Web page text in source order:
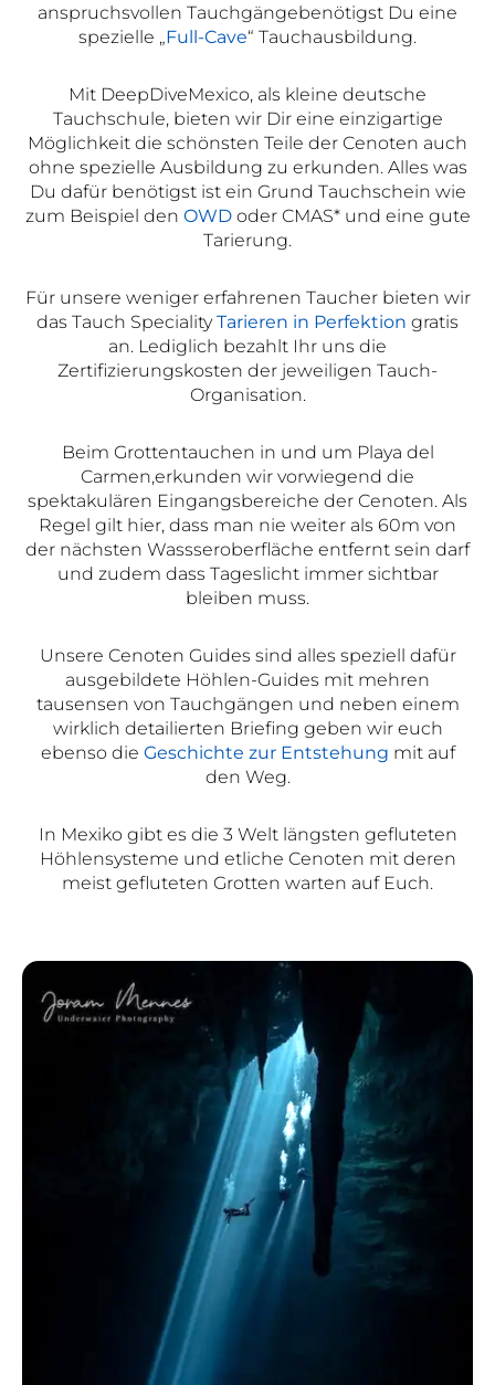
anspruchsvollen Tauchgängebenötigst Du eine
spezielle „Full-Cave“ Tauchausbildung.
Mit DeepDiveMexico, als kleine deutsche
Tauchschule, bieten wir Dir eine einzigartige
Möglichkeit die schönsten Teile der Cenoten auch
ohne spezielle Ausbildung zu erkunden. Alles was
Du dafür benötigst ist ein Grund Tauchschein wie
zum Beispiel den OWD oder CMAS* und eine gute
Tarierung.
Für unsere weniger erfahrenen Taucher bieten wir
das Tauch SpecialityTarieren in Perfektion gratis
an. Lediglich bezahlt Ihr uns die
Zertifizierungskosten der jeweiligen Tauch-
Organisation.
Beim Grottentauchen in und um Playa del
Carmen,erkunden wir vorwiegend die
spektakulären Eingangsbereiche der Cenoten. Als
Regel gilt hier, dass man nie weiter als 60m von
der nächsten Wassseroberfläche entfernt sein darf
und zudem dass Tageslicht immer sichtbar
bleiben muss.
Unsere Cenoten Guides sind alles speziell dafür
ausgebildete Höhlen-Guides mit mehren
tausensen von Tauchgängen und neben einem
wirklich detailierten Briefing geben wir euch
ebenso die Geschichte zur Entstehung mit auf
den Weg.
In Mexiko gibt es die 3 Welt längsten gefluteten
Höhlensysteme und etliche Cenoten mit deren
meist gefluteten Grotten warten auf Euch.